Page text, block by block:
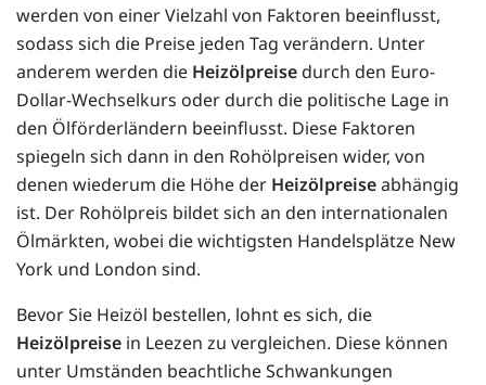
werden von einer Vielzahl von Faktoren beeinflusst,
sodass sich die Preise jeden Tag verändern. Unter
anderem werden die Heizölpreise durch den Euro-
Dollar-Wechselkurs oder durch die politische Lage in
den Ölförderländern beeinflusst. Diese Faktoren
spiegeln sich dann in den Rohölpreisen wider, von
denen wiederum die Höhe der Heizölpreiseabhängig
ist. Der Rohölpreis bildet sich an den internationalen
Ölmärkten, wobei die wichtigsten Handelsplätze New
York und London sind.
Bevor Sie Heizöl bestellen, lohnt es sich, die
Heizölpreise in Leezen zu vergleichen. Diese können
unter Umständen beachtliche Schwankungen